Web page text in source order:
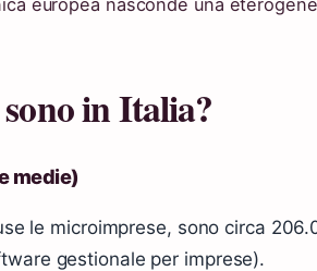
in Italia?
medie)
le microimprese, sono circa
gestionale per imprese).